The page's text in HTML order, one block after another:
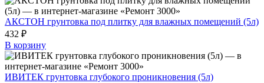
АКСТОН грунтовка под плитку для влажных помещений (5л)
432 ₽
В корзину
ИВИТЕК грунтовка глубокого проникновения (5л)